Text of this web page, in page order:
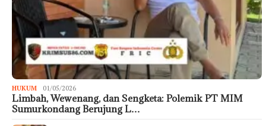
HUKUM 01/05/2026
Limbah, Wewenang, dan Sengketa: Polemik PT MIM
Sumurkondang Berujung L…